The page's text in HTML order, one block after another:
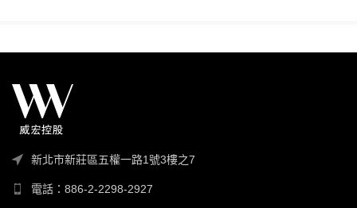
新北市新莊區五權一路1號3樓之7
電話：886-2-2298-2927